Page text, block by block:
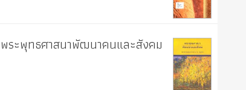
พระพุทธศาสนาพัฒนาคนและสังคม